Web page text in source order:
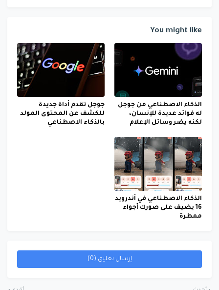
You might like
الذكاء الاصطناعي من جوجل
له فوائد عديدة للإنسان،
لكنه يضر وسائل الإعلام
جوجل تقدم أداة جديدة
للكشف عن المحتوى المولد
بالذكاء الاصطناعي
الذكاء الاصطناعي في أندرويد
16 يضيف على صورك أجواء
ممطرة
إرسال تعليق (0)